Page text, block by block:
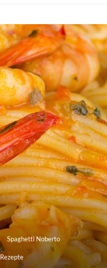
Spaghetti Noberto
Rezepte